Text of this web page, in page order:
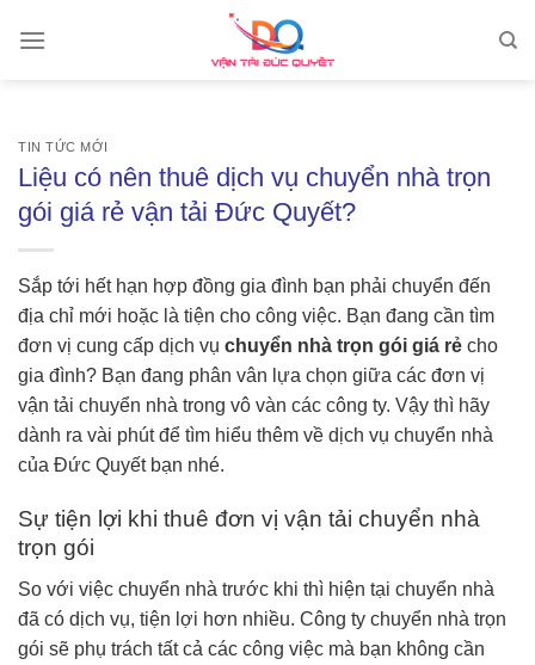
TIN TỨC MỚI
Liệu có nên thuê dịch vụ chuyển nhà trọn
gói giá rẻ vận tải Đức Quyết?
Sắp tới hết hạn hợp đồng gia đình bạn phải chuyển đến
địa chỉ mới hoặc là tiện cho công việc. Bạn đang cần tìm
đơn vị cung cấp dịch vụ chuyển nhà trọn gói giá rẻ cho
gia đình? Bạn đang phân vân lựa chọn giữa các đơn vị
vận tải chuyển nhà trong vô vàn các công ty. Vậy thì hãy
dành ra vài phút để tìm hiểu thêm về dịch vụ chuyển nhà
của Đức Quyết bạn nhé.
Sự tiện lợi khi thuê đơn vị vận tải chuyển nhà
trọn gói
So với việc chuyển nhà trước khi thì hiện tại chuyển nhà
đã có dịch vụ, tiện lợi hơn nhiều. Công ty chuyển nhà trọn
gói sẽ phụ trách tất cả các công việc mà bạn không cần